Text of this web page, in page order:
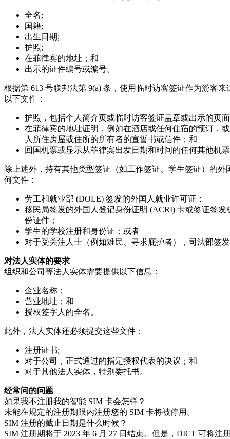
全名;
国籍;
出生日期;
护照;
在菲律宾的地址；和
出示的证件编号或编号。
根据第 613 号联邦法第 9(a) 条，使用临时访客签证作为游客
以下文件：
护照，包括个人简介页或临时访客签证盖章或出示的页
在菲律宾的地址证明，例如在酒店或任何住宿的预订，
人所住房屋或住所的所有者的宣誓书或信件；和
回国机票或显示从菲律宾出发日期和时间的任何其他机
除上述外，持有其他类型签证（如工作签证、学生签证）的外
何文件：
劳工和就业部 (DOLE) 签发的外国人就业许可证；
移民局签发的外国人登记身份证明 (ACRI) 卡或签证签发
份证件；
学生的学校注册和身份证；或者
对于受关注人士（例如难民、寻求庇护者），司法部签
对法人实体的要求
组织和公司等法人实体需要提供以下信息：
企业名称；
营业地址；和
授权签字人的全名。
此外，法人实体还必须提交这些文件：
注册证书;
对于公司，正式通过的指定授权代表的决议；和
对于其他法人实体，特别委托书。
经常问的问题
如果我不注册我的智能 SIM 卡会怎样？
未能在规定的注册期限内注册您的 SIM 卡将被停用。
SIM 注册的截止日期是什么时候？
SIM 注册期将于 2023 年 6 月 27 日结束。但是，DICT 可将注